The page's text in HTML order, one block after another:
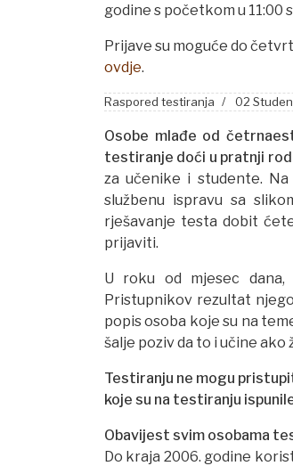
godine s početkom u 11:00
Prijave su moguće do
ovdje.
Raspored testiranja 02
Osobe mlađe od
testiranje doći u pratnji
za učenike i studente.
službenu ispravu sa
rješavanje testa dobit
prijaviti.
U roku od mjesec dana,
Pristupnikov rezultat
popis osoba koje su na
šalje poziv da to i učine ako
Testiranju ne mogu
koje su na testiranju
Obavijest svim osobama
Do kraja 2006. godine